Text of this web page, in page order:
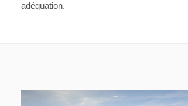
adéquation.